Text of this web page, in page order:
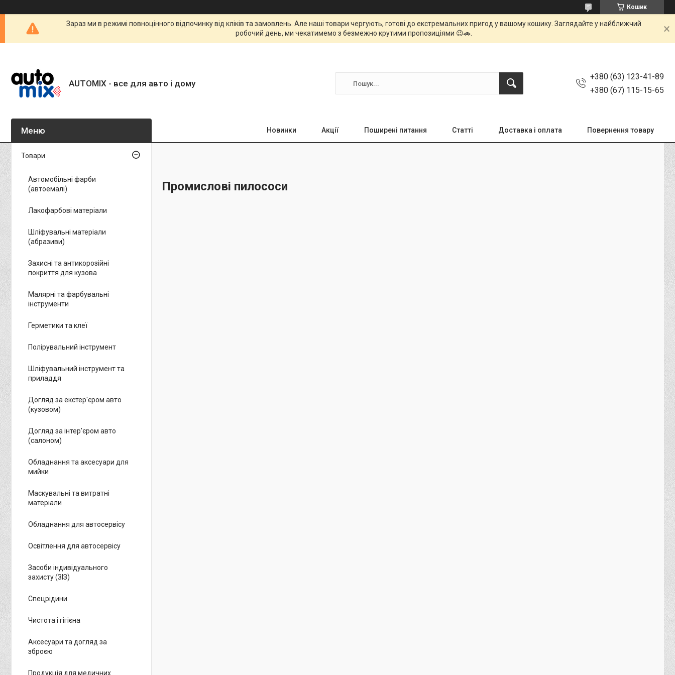
Кошик
Зараз ми в режимі повноцінного відпочинку від кліків та замовлень. Але наші товари чергують, готові до екстремальних пригод у вашому кошику. Заглядайте у найближчий
робочий день, ми чекатимемо з безмежно крутими пропозиціями 😉🚗.
AUTOMIX - все для авто і дому
+380 (63) 123-41-89
+380 (67) 115-15-65
Новинки Акції Поширені питання Статті Доставка і оплата Повернення товару
Промислові пилососи
Товари
Автомобільні фарби
(автоемалі)
Лакофарбові матеріали
Шліфувальні матеріали
(абразиви)
Захисні та антикорозійні
покриття для кузова
Малярні та фарбувальні
інструменти
Герметики та клеї
Полірувальний інструмент
Шліфувальний інструмент та
приладдя
Догляд за екстер'єром авто
(кузовом)
Догляд за інтер'єром авто
(салоном)
Обладнання та аксесуари для
мийки
Маскувальні та витратні
матеріали
Обладнання для автосервісу
Освітлення для автосервісу
Засоби індивідуального
захисту (ЗІЗ)
Спецрідини
Чистота і гігієна
Аксесуари та догляд за
зброєю
Продукція для медичних